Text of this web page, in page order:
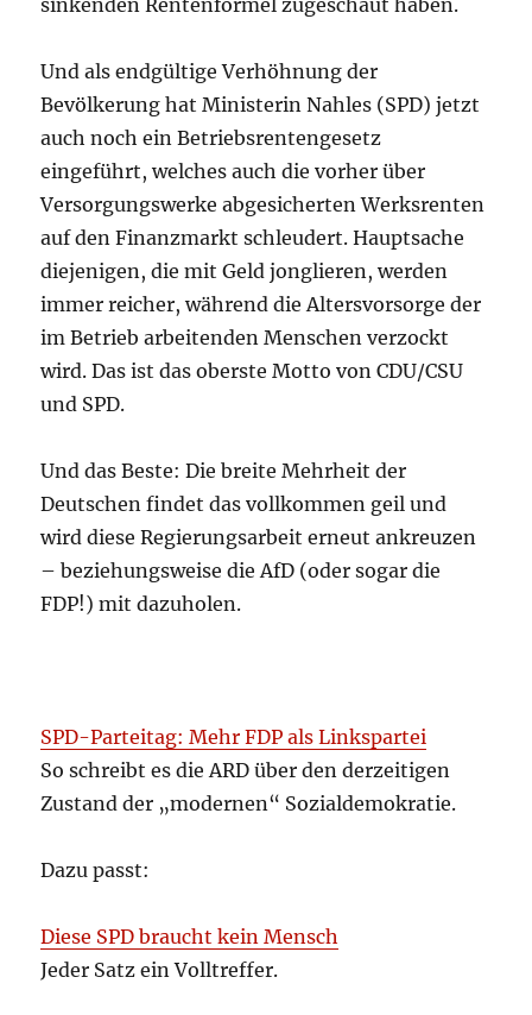
sinkenden Rentenformel zugeschaut haben.
Und als endgültige Verhöhnung der
Bevölkerung hat Ministerin Nahles (SPD) jetzt
auch noch ein Betriebsrentengesetz
eingeführt, welches auch die vorher über
Versorgungswerke abgesicherten Werksrenten
auf den Finanzmarkt schleudert. Hauptsache
diejenigen, die mit Geld jonglieren, werden
immer reicher, während die Altersvorsorge der
im Betrieb arbeitenden Menschen verzockt
wird. Das ist das oberste Motto von CDU/CSU
und SPD.
Und das Beste: Die breite Mehrheit der
Deutschen findet das vollkommen geil und
wird diese Regierungsarbeit erneut ankreuzen
– beziehungsweise die AfD (oder sogar die
FDP!) mit dazuholen.
SPD-Parteitag: Mehr FDP als Linkspartei
So schreibt es die ARD über den derzeitigen
Zustand der „modernen“ Sozialdemokratie.
Dazu passt:
Diese SPD braucht kein Mensch
Jeder Satz ein Volltreffer.